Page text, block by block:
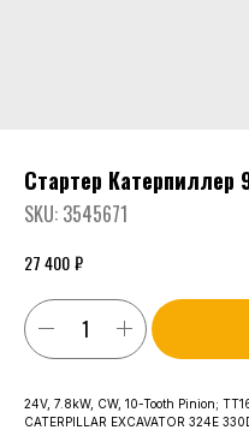
Стартер Катерпиллер
SKU: 3545671
27 400₽
24V, 7.8kW, CW, 10-Tooth Pinion;
CATERPILLAR EXCAVATOR 324E